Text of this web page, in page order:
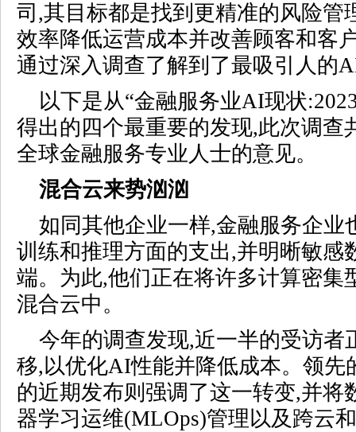
司,其目标都是找到更精准的风险管
效率降低运营成本并改善顾客和客
通过深入调查了解到了最吸引人的
以下是从“金融服务业AI现状
得出的四个最重要的发现,此次调查
全球金融服务专业人士的意见。
混合云来势汹汹
如同其他企业一样,金融服务企业
训练和推理方面的支出,并明晰敏感
端。为此,他们正在将许多计算密集
混合云中。
今年的调查发现,近一半的受访者
移,以优化AI性能并降低成本。领先
的近期发布则强调了这一转变,并将
器学习运维(MLOps)管理以及跨云